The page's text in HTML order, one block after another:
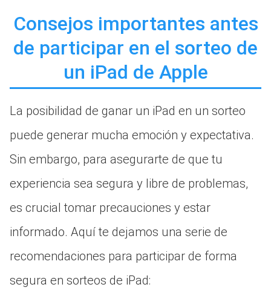
Consejos importantes antes
de participar en el sorteo de
un iPad de Apple
La posibilidad de ganar un iPad en un sorteo
puede generar mucha emoción y expectativa.
Sin embargo, para asegurarte de que tu
experiencia sea segura y libre de problemas,
es crucial tomar precauciones y estar
informado. Aquí te dejamos una serie de
recomendaciones para participar de forma
segura en sorteos de iPad: